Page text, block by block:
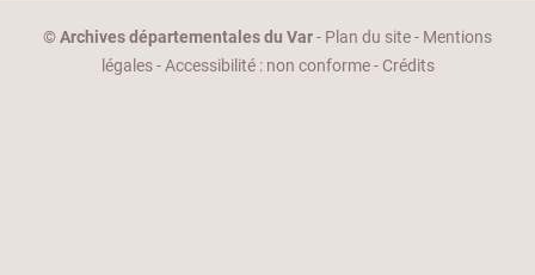
©Archives départementales du Var- Plan du site- Mentions
légales-Accessibilité : non conforme- Crédits